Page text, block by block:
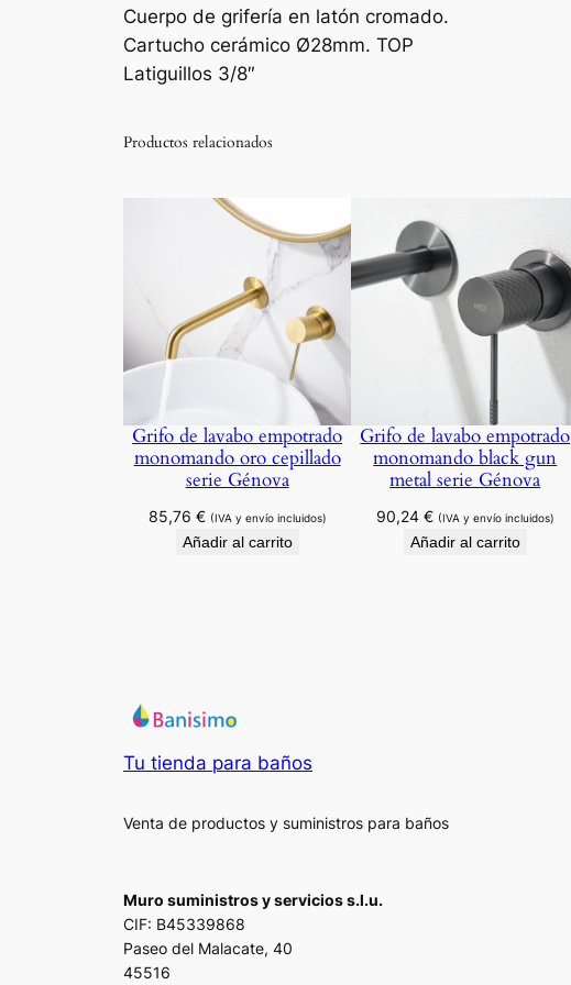
Cuerpo de grifería en latón cromado.
Cartucho cerámico Ø28mm. TOP
Latiguillos 3/8″
Productos relacionados
Grifo de lavabo empotrado
monomando oro cepillado
serie Génova
85,76 € (IVA y envío incluidos)
Añadir al carrito
Grifo de lavabo empotrado
monomando black gun
metal serie Génova
90,24 € (IVA y envío incluidos)
Añadir al carrito
Tu tienda para baños
Venta de productos y suministros para baños
Muro suministros y servicios s.l.u.
CIF: B45339868
Paseo del Malacate, 40
45516